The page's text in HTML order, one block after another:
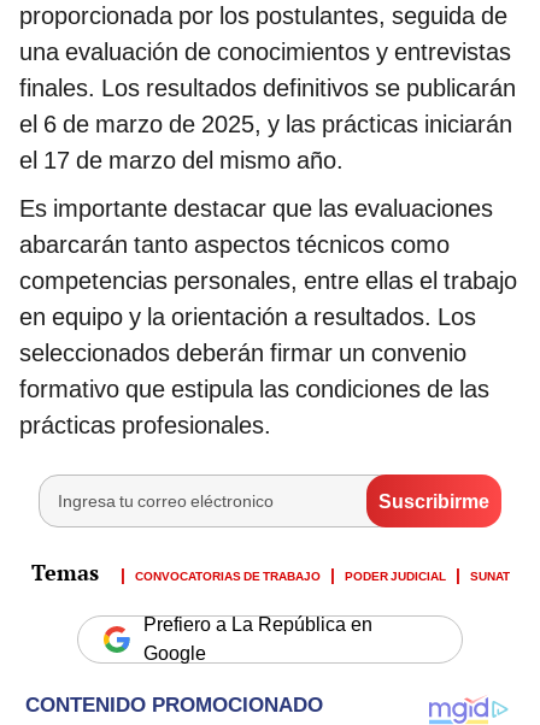
proporcionada por los postulantes, seguida de
una evaluación de conocimientos y entrevistas
finales. Los resultados definitivos se publicarán
el 6 de marzo de 2025, y las prácticas iniciarán
el 17 de marzo del mismo año.
Es importante destacar que las evaluaciones
abarcarán tanto aspectos técnicos como
competencias personales, entre ellas el trabajo
en equipo y la orientación a resultados. Los
seleccionados deberán firmar un convenio
formativo que estipula las condiciones de las
prácticas profesionales.
CONVOCATORIAS DE TRABAJO PODER JUDICIAL SUNAT
Prefiero a La República en
Google